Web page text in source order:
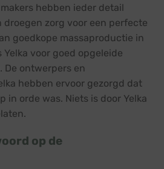
hebben ieder detail
zorg voor een perfecte
goedkope massaproductie in
voor goed opgeleide
De ontwerpers en
hebben ervoor gezorgd dat
in orde was. Niets is door Yelka
op de